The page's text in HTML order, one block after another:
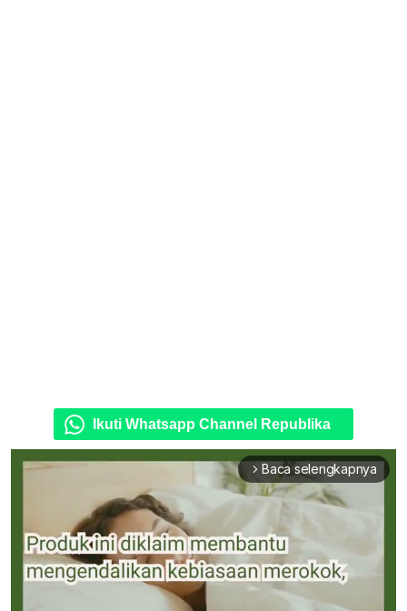
Ikuti Whatsapp Channel Republika
arrow_forward_ios Baca selengkapnya